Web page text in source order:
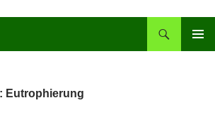
Eutrophierung